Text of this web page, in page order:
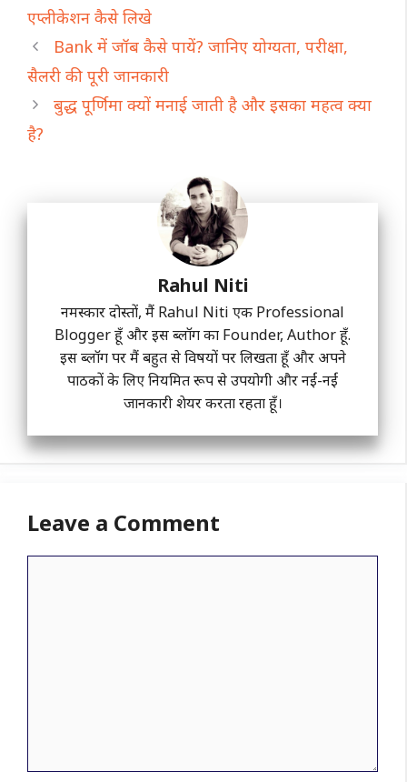
एप्लीकेशन कैसे लिखे
Bank में जॉब कैसे पायें? जानिए योग्यता, परीक्षा,
सैलरी की पूरी जानकारी
बुद्ध पूर्णिमा क्यों मनाई जाती है और इसका महत्व क्या
है?
Rahul Niti
नमस्कार दोस्तों, मैं Rahul Niti एक Professional
Blogger हूँ और इस ब्लॉग का Founder, Author हूँ.
इस ब्लॉग पर मैं बहुत से विषयों पर लिखता हूँ और अपने
पाठकों के लिए नियमित रूप से उपयोगी और नईं-नईं
जानकारी शेयर करता रहता हूँ।
Leave a Comment